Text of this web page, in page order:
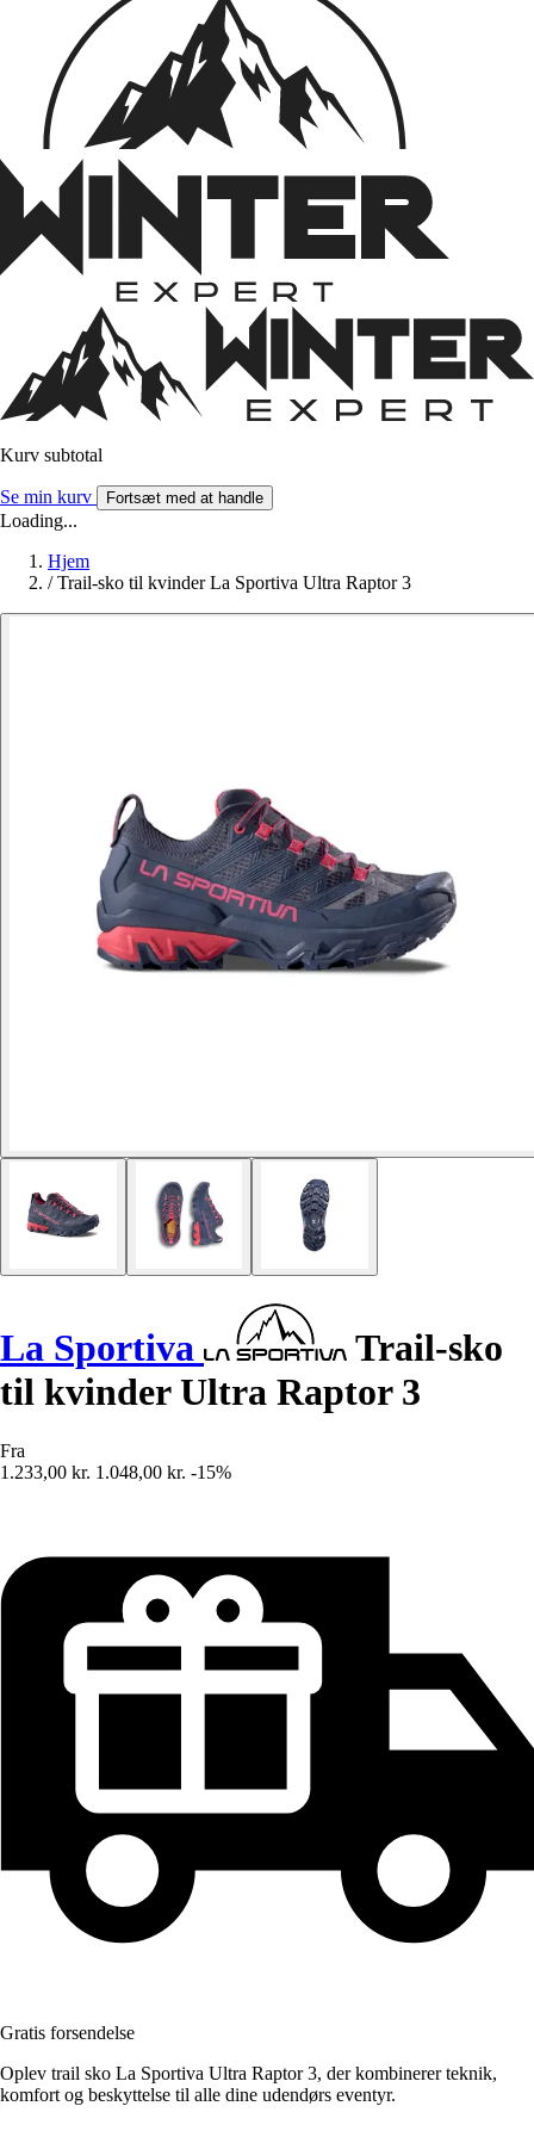
Kurv subtotal
Se min kurv Fortsæt med at handle
Loading...
Hjem
/ Trail-sko til kvinder La Sportiva Ultra Raptor 3
La Sportiva
Trail-sko
til kvinder Ultra Raptor 3
Fra
1.233,00 kr. 1.048,00 kr. -15%
Gratis forsendelse
Oplev trail sko La Sportiva Ultra Raptor 3, der kombinerer teknik,
komfort og beskyttelse til alle dine udendørs eventyr.